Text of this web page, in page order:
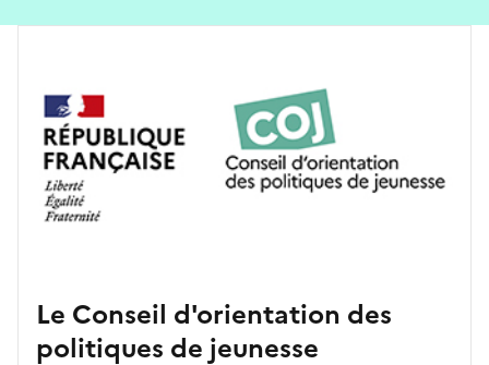
Le Conseil d'orientation des
politiques de jeunesse